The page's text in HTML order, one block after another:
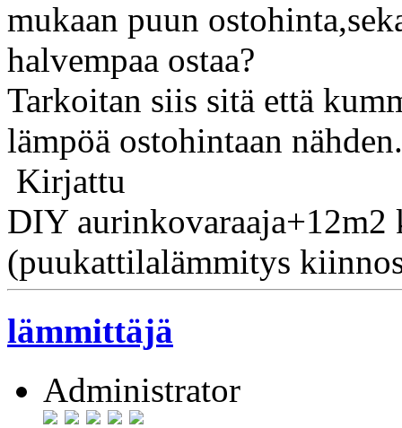
mukaan puun
halvempaa ostaa?
Tarkoitan siis sitä että
lämpöä ostohintaan nähden.
Kirjattu
DIY aurinkovaraaja+12m2
(puukattilalämmitys
lämmittäjä
Administrator